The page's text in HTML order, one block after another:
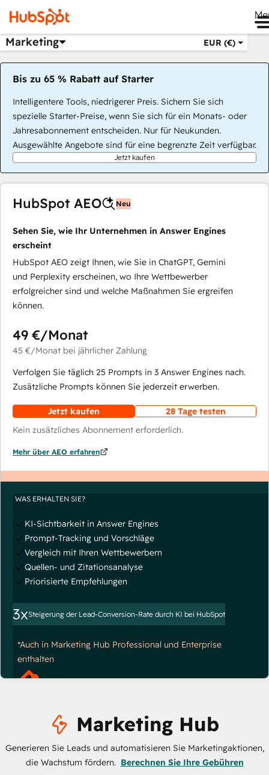
Marketing EUR (€)
Bis zu 65 % Rabatt auf Starter
Intelligentere Tools, niedrigerer Preis. Sichern Sie sich
spezielle Starter-Preise, wenn Sie sich für ein Monats- oder
Jahresabonnement entscheiden. Nur für Neukunden.
Ausgewählte Angebote sind für eine begrenzte Zeit verfügbar.
Jetzt kaufen
HubSpot AEO Neu
Sehen Sie, wie Ihr Unternehmen in Answer Engines
erscheint
HubSpot AEO zeigt Ihnen, wie Sie in ChatGPT, Gemini
und Perplexity erscheinen, wo Ihre Wettbewerber
erfolgreicher sind und welche Maßnahmen Sie ergreifen
können.
49 €/Monat
45 €/Monat bei jährlicher Zahlung
Verfolgen Sie täglich 25 Prompts in 3 Answer Engines nach.
Zusätzliche Prompts können Sie jederzeit erwerben.
Jetzt kaufen
28 Tage testen
Kein zusätzliches Abonnement erforderlich.
Mehr über AEO erfahren
WAS ERHALTEN SIE?
KI-Sichtbarkeit in Answer Engines
Prompt-Tracking und Vorschläge
Vergleich mit Ihren Wettbewerbern
Quellen- und Zitationsanalyse
Priorisierte Empfehlungen
3xSteigerung der Lead-Conversion-Rate durch KI bei HubSpot
*Auch in Marketing Hub Professional und Enterprise
enthalten
Marketing Hub
Generieren Sie Leads und automatisieren Sie Marketingaktionen,
die Wachstum fördern. Berechnen Sie Ihre Gebühren